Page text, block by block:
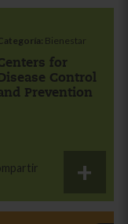
Bienestar
for
Disease Control
Prevention